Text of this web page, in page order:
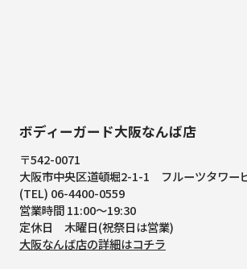
ボディーガード大阪なんば店
〒542-0071
大阪市中央区道頓堀2-1-1
フルーツタワー
(TEL) 06-4400-0559
営業時間 11:00～19:30
定休日 木曜日(祝祭日は営業)
大阪なんば店の詳細はコチラ